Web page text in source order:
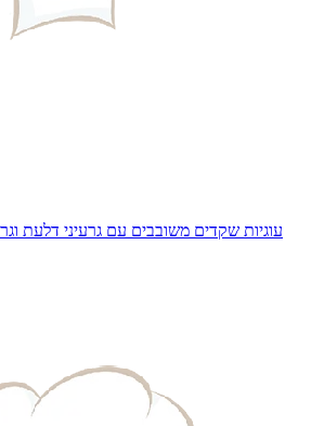
עוגיות שקדים משובבים עם גרעיני דלעת